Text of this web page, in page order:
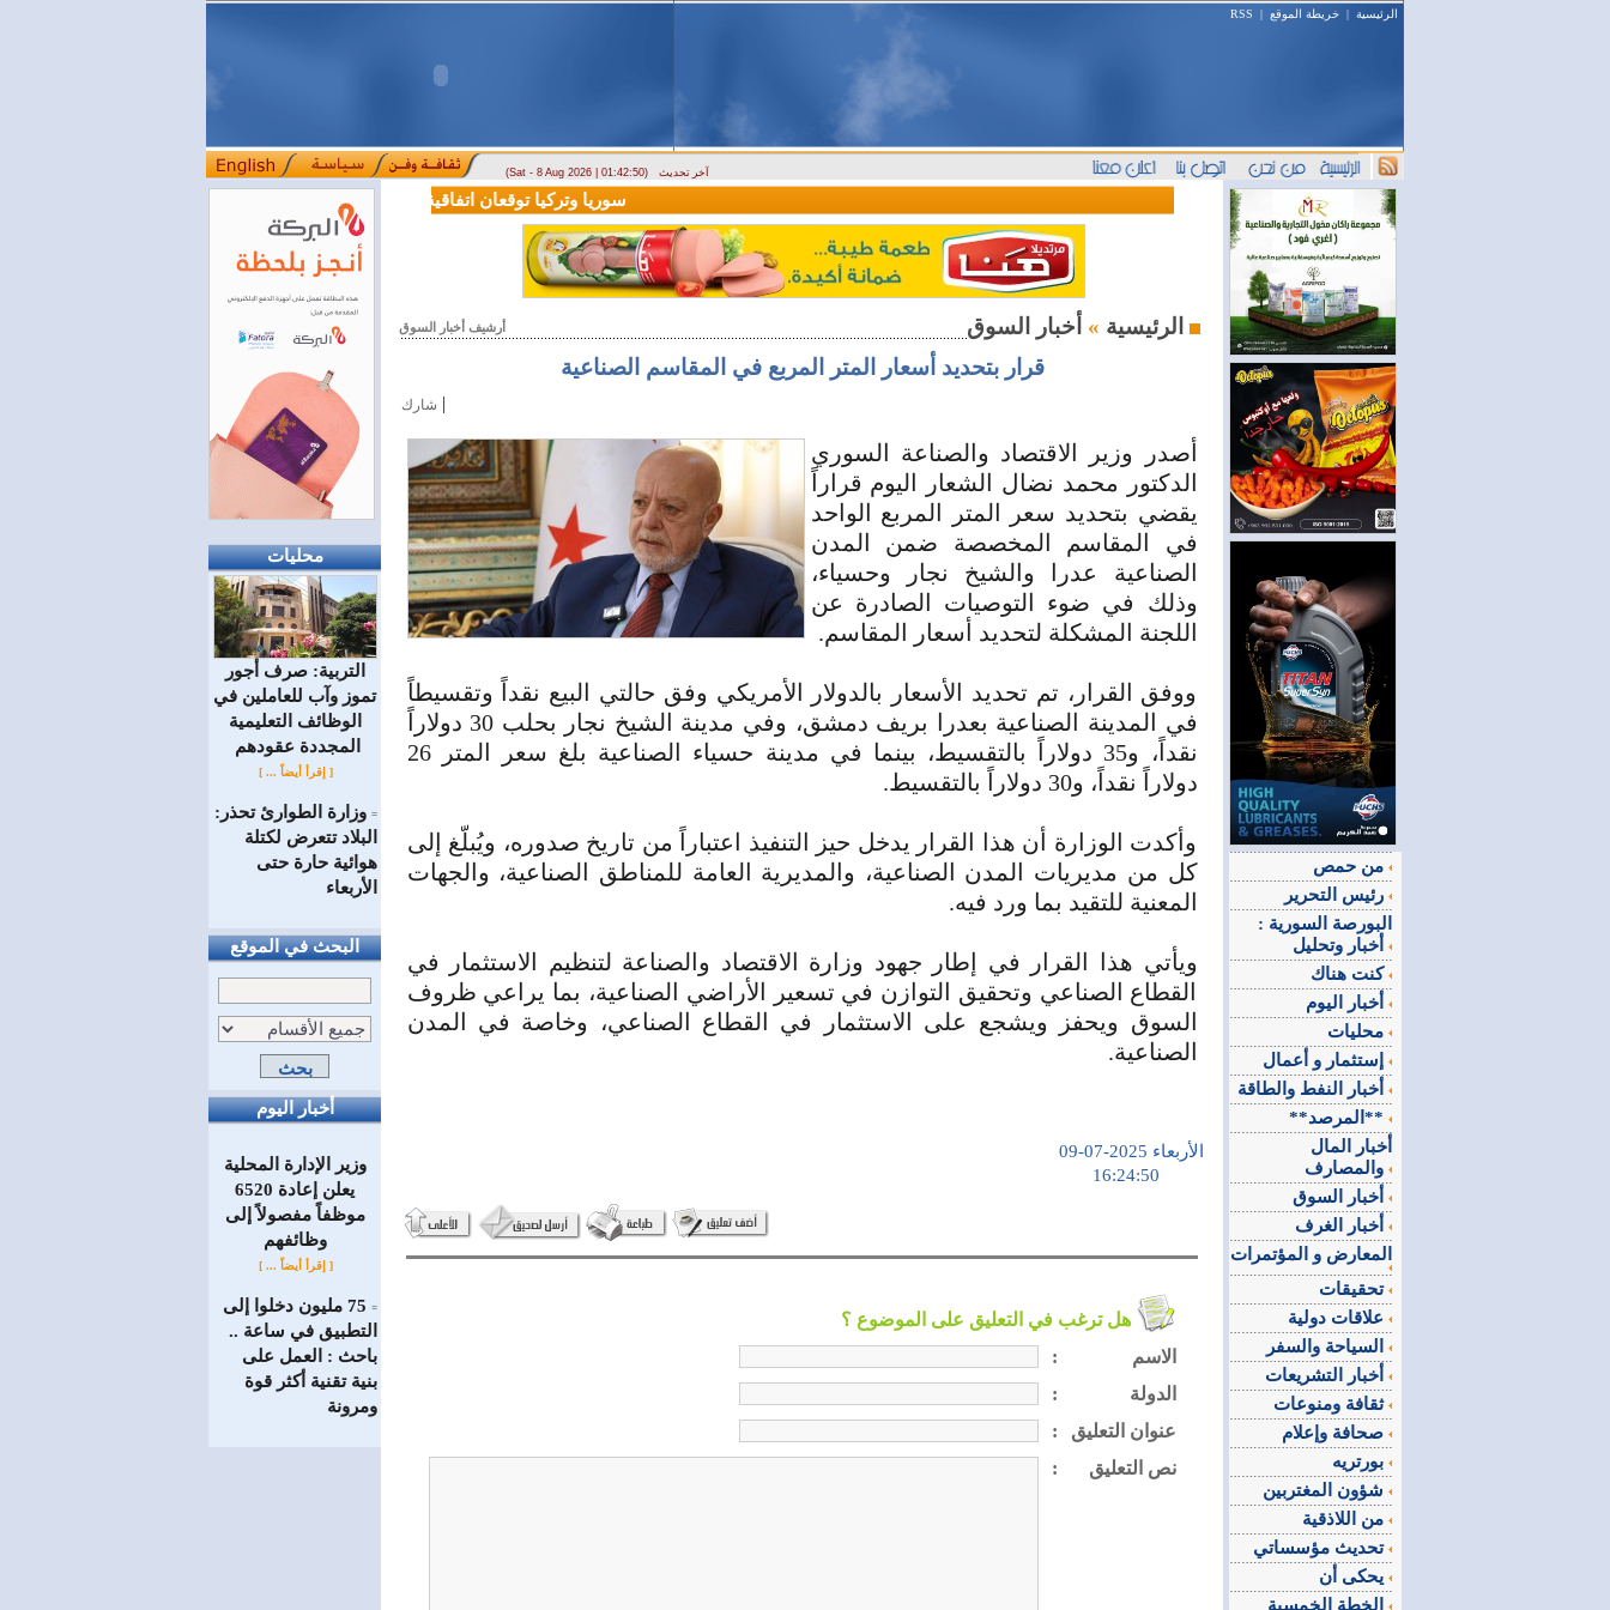
الرئيسية | خريطة الموقع |
RSS
(Sat - 8 Aug 2026 | 01:42:50) آخر تحديث
محليات
التربية: صرف أجور
تموز وآب للعاملين في
الوظائف ‏التعليمية
المجددة عقودهم ‏
[ إقرأ أيضاً ... ]
= وزارة الطوارئ تحذر:
البلاد تتعرض لكتلة
هوائية حارة حتى
الأربعاء
البحث في الموقع
أخبار اليوم
وزير الإدارة المحلية
يعلن إعادة 6520
موظفاً مفصولاً إلى
‏وظائفهم
[ إقرأ أيضاً ... ]
=
75 مليون دخلوا إلى
التطبيق في ساعة ..
باحث : العمل على
بنية تقنية أكثر قوة
ومرونة
سوريا وتركيا توقعان اتفاقية تعاون في مجالي التعليم العالي والبحث العلمي
أرشيف أخبار السوق الرئيسية »
قرار بتحديد أسعار المتر المربع في المقاسم الصناعية
شارك |
أصدر وزير الاقتصاد والصناعة السوري
الدكتور محمد نضال الشعار اليوم قراراً
يقضي بتحديد سعر المتر المربع الواحد
في المقاسم المخصصة ضمن المدن
الصناعية عدرا والشيخ نجار وحسياء،
وذلك في ضوء التوصيات الصادرة عن
اللجنة المشكلة لتحديد أسعار المقاسم.
ووفق القرار، تم تحديد الأسعار بالدولار الأمريكي وفق حالتي البيع نقداً وتقسيطاً
في المدينة الصناعية بعدرا بريف دمشق، وفي مدينة الشيخ نجار بحلب 30 دولاراً
نقداً، و35 دولاراً بالتقسيط، بينما في مدينة حسياء الصناعية بلغ سعر المتر 26
دولاراً نقداً، و30 دولاراً بالتقسيط.
وأكدت الوزارة أن هذا القرار يدخل حيز التنفيذ اعتباراً من تاريخ صدوره، ويُبلّغ إلى
كل من مديريات المدن الصناعية، والمديرية العامة للمناطق الصناعية، والجهات
المعنية للتقيد بما ورد فيه.
ويأتي هذا القرار في إطار جهود وزارة الاقتصاد والصناعة لتنظيم الاستثمار في
القطاع الصناعي وتحقيق التوازن في تسعير الأراضي الصناعية، بما يراعي ظروف
السوق ويحفز ويشجع على الاستثمار في القطاع الصناعي، وخاصة في المدن
الصناعية.
الأربعاء 2025-07-09
هل ترغب في التعليق على الموضوع ؟
:
الاسم
:
الدولة
:
عنوان التعليق
:
نص التعليق
البورصة السورية :
كنت هناك
**المرصد**
أخبار المال
المعارض و المؤتمرات
تحقيقات
ثقافة ومنوعات
تحديث مؤسساتي